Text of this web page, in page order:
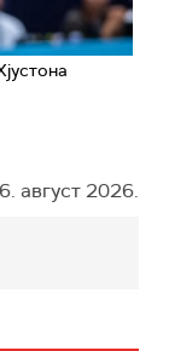
август 2026.